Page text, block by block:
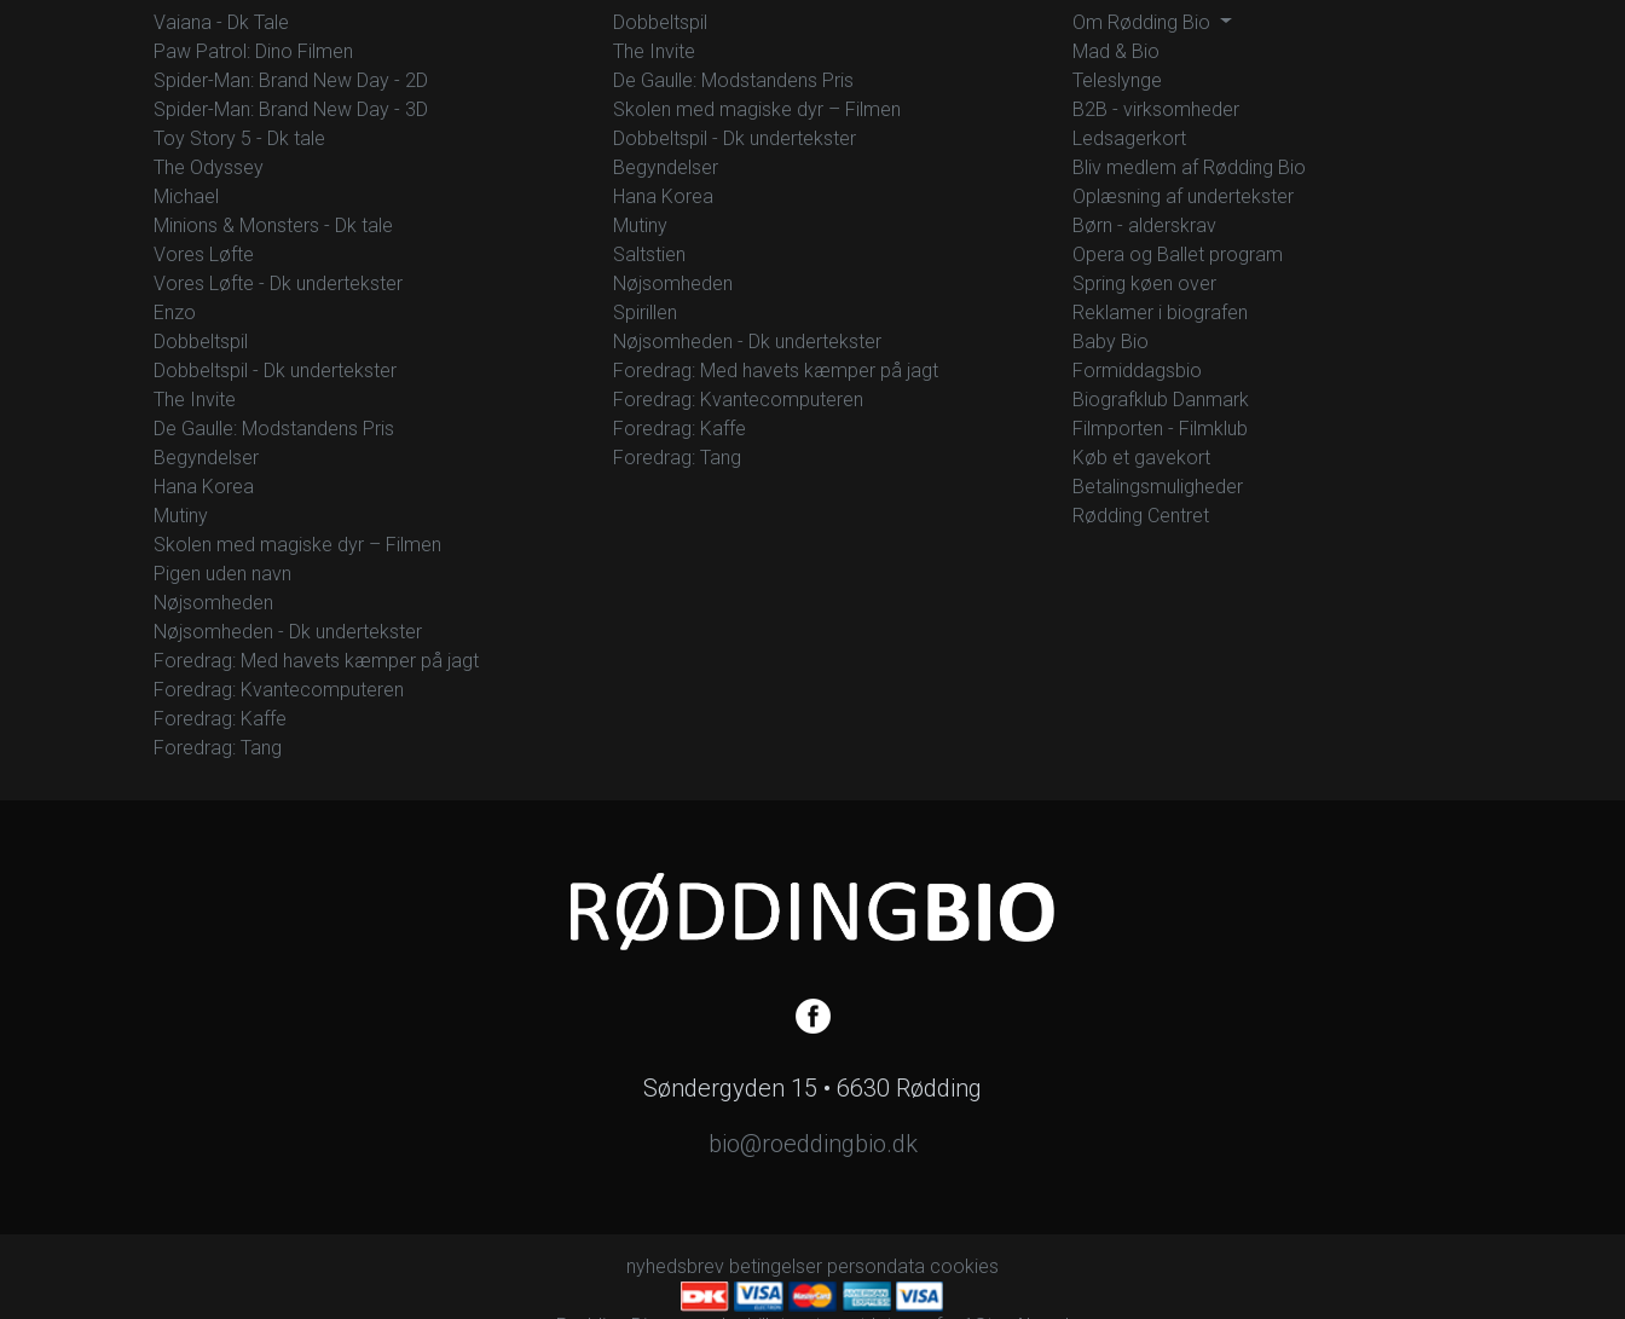
Vaiana - Dk Tale
Paw Patrol: Dino Filmen
Spider-Man: Brand New Day - 2D
Spider-Man: Brand New Day - 3D
Toy Story 5 - Dk tale
The Odyssey
Michael
Minions & Monsters - Dk tale
Vores Løfte
Vores Løfte - Dk undertekster
Enzo
Dobbeltspil
Dobbeltspil - Dk undertekster
The Invite
De Gaulle: Modstandens Pris
Begyndelser
Hana Korea
Mutiny
Skolen med magiske dyr – Filmen
Pigen uden navn
Nøjsomheden
Nøjsomheden - Dk undertekster
Foredrag: Med havets kæmper på jagt
Foredrag: Kvantecomputeren
Foredrag: Kaffe
Foredrag: Tang
Dobbeltspil
The Invite
De Gaulle: Modstandens Pris
Skolen med magiske dyr – Filmen
Dobbeltspil - Dk undertekster
Begyndelser
Hana Korea
Mutiny
Saltstien
Nøjsomheden
Spirillen
Nøjsomheden - Dk undertekster
Foredrag: Med havets kæmper på jagt
Foredrag: Kvantecomputeren
Foredrag: Kaffe
Foredrag: Tang
Om Rødding Bio
Mad & Bio
Teleslynge
B2B - virksomheder
Ledsagerkort
Bliv medlem af Rødding Bio
Oplæsning af undertekster
Børn - alderskrav
Opera og Ballet program
Spring køen over
Reklamer i biografen
Baby Bio
Formiddagsbio
Biografklub Danmark
Filmporten - Filmklub
Køb et gavekort
Betalingsmuligheder
Rødding Centret
Søndergyden 15 • 6630 Rødding
bio@roeddingbio.dk
nyhedsbrev betingelser persondata cookies